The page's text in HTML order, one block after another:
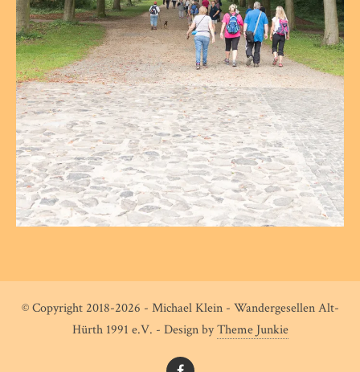
© Copyright 2018-2026 - Michael Klein - Wandergesellen Alt-
Hürth 1991 e.V. - Design byTheme Junkie